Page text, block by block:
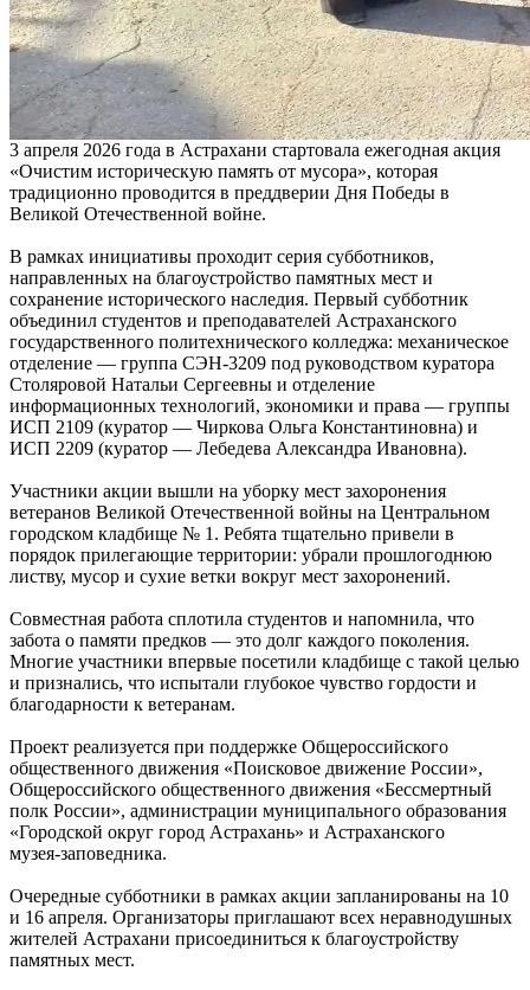
3 апреля 2026 года в Астрахани стартовала ежегодная акция
«Очистим историческую память от мусора», которая
традиционно проводится в преддверии Дня Победы в
Великой Отечественной войне.
В рамках инициативы проходит серия субботников,
направленных на благоустройство памятных мест и
сохранение исторического наследия. Первый субботник
объединил студентов и преподавателей Астраханского
государственного политехнического колледжа: механическое
отделение — группа СЭН‑3209 под руководством куратора
Столяровой Натальи Сергеевны и отделение
информационных технологий, экономики и права — группы
ИСП 2109 (куратор — Чиркова Ольга Константиновна) и
ИСП 2209 (куратор — Лебедева Александра Ивановна).
Участники акции вышли на уборку мест захоронения
ветеранов Великой Отечественной войны на Центральном
городском кладбище № 1. Ребята тщательно привели в
порядок прилегающие территории: убрали прошлогоднюю
листву, мусор и сухие ветки вокруг мест захоронений.
Совместная работа сплотила студентов и напомнила, что
забота о памяти предков — это долг каждого поколения.
Многие участники впервые посетили кладбище с такой целью
и признались, что испытали глубокое чувство гордости и
благодарности к ветеранам.
Проект реализуется при поддержке Общероссийского
общественного движения «Поисковое движение России»,
Общероссийского общественного движения «Бессмертный
полк России», администрации муниципального образования
«Городской округ город Астрахань» и Астраханского
музея‑заповедника.
Очередные субботники в рамках акции запланированы на 10
и 16 апреля. Организаторы приглашают всех неравнодушных
жителей Астрахани присоединиться к благоустройству
памятных мест.